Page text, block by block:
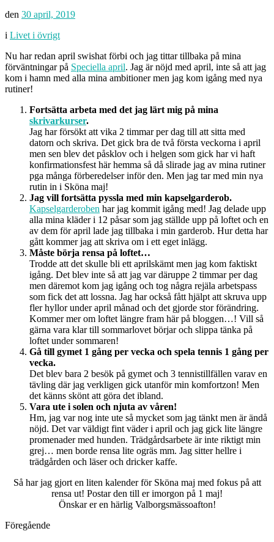
den 30 april, 2019
i Livet i övrigt
Nu har redan april swishat förbi och jag tittar tillbaka på mina
förväntningar på Speciella april. Jag är nöjd med april, inte så att jag
kom i hamn med alla mina ambitioner men jag kom igång med nya
rutiner!
Fortsätta arbeta med det jag lärt mig på mina
skrivarkurser.
Jag har försökt att vika 2 timmar per dag till att sitta med
datorn och skriva. Det gick bra de två första veckorna i april
men sen blev det påsklov och i helgen som gick har vi haft
konfirmationsfest här hemma så då slirade jag av mina rutiner
pga många förberedelser inför den. Men jag tar med min nya
rutin in i Sköna maj!
Jag vill fortsätta pyssla med min kapselgarderob.
Kapselgarderoben har jag kommit igång med! Jag delade upp
alla mina kläder i 12 påsar som jag ställde upp på loftet och en
av dem för april lade jag tillbaka i min garderob. Hur detta har
gått kommer jag att skriva om i ett eget inlägg.
Måste börja rensa på loftet…
Trodde att det skulle bli ett aprilskämt men jag kom faktiskt
igång. Det blev inte så att jag var däruppe 2 timmar per dag
men däremot kom jag igång och tog några rejäla arbetspass
som fick det att lossna. Jag har också fått hjälpt att skruva upp
fler hyllor under april månad och det gjorde stor förändring.
Kommer mer om loftet längre fram här på bloggen…! Vill så
gärna vara klar till sommarlovet börjar och slippa tänka på
loftet under sommaren!
Gå till gymet 1 gång per vecka och spela tennis 1 gång per
vecka.
Det blev bara 2 besök på gymet och 3 tennistillfällen varav en
tävling där jag verkligen gick utanför min komfortzon! Men
det känns skönt att göra det ibland.
Vara ute i solen och njuta av våren!
Hm, jag var nog inte ute så mycket som jag tänkt men är ändå
nöjd. Det var väldigt fint väder i april och jag gick lite längre
promenader med hunden. Trädgårdsarbete är inte riktigt min
grej… men borde rensa lite ogräs mm. Jag sitter hellre i
trädgården och läser och dricker kaffe.
Så har jag gjort en liten kalender för Sköna maj med fokus på att
rensa ut! Postar den till er imorgon på 1 maj!
Önskar er en härlig Valborgsmässoafton!
Föregående